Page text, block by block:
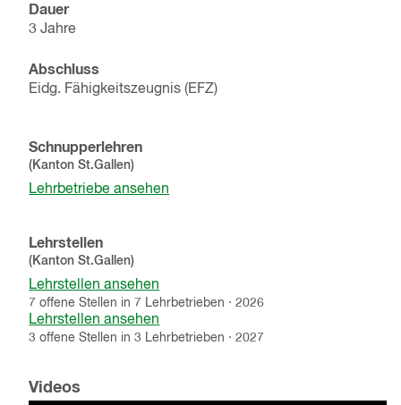
Dauer
3 Jahre
Abschluss
Eidg. Fähigkeitszeugnis (EFZ)
Schnupperlehren
(KantonSt.Gallen)
Lehrbetriebe ansehen
Lehrstellen
(KantonSt.Gallen)
Lehrstellen ansehen
7 offeneStellen in 7 Lehrbetrieben ·2026
Lehrstellen ansehen
3 offeneStellen in3 Lehrbetrieben ·2027
Videos